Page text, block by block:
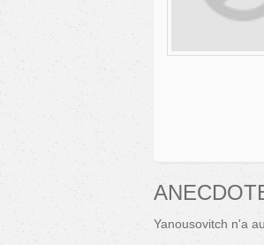
Yanousovitch n'a